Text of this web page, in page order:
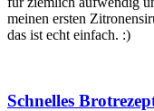
meinen ersten
das ist echt einfach. :)
Schnelles